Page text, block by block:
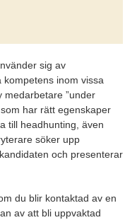
sig av
inom vissa
medarbetare ”under
har rätt egenskaper
till headhunting, även
söker upp
och presenterar
du blir kontaktad av en
av att bli uppvaktad